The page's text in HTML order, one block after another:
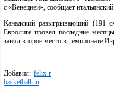
с «Венецией», сообщает
Канадский разыгрывающий
Евролиге провёл последние
занял второе место в чемпионате
Добавил: felix-r
basketball.ru